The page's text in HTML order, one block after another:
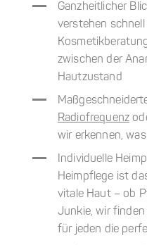
Ganzheitlicher
verstehen
zwischen der
Hautzustand
Radiofrequenz
wir erkennen,
Individuelle
Heimpflege ist
vitale Haut – ob
Junkie, wir
für jeden die